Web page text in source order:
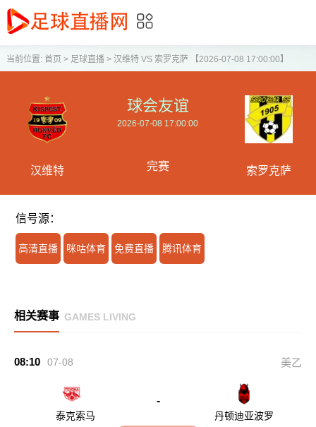
当前位置: 首页 > 足球直播> 汉维特 VS 索罗克萨 【2026-07-08 17:00:00】
汉维特
球会友谊
2026-07-08 17:00:00
完赛 索罗克萨
信号源：
高清直播 咪咕体育 免费直播 腾讯体育
相关赛事 GAMES LIVING
08:10 07-08 美乙
泰克索马
-
丹顿迪亚波罗